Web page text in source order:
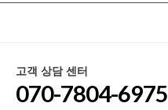
고객 상담 센터
070-7804-6975